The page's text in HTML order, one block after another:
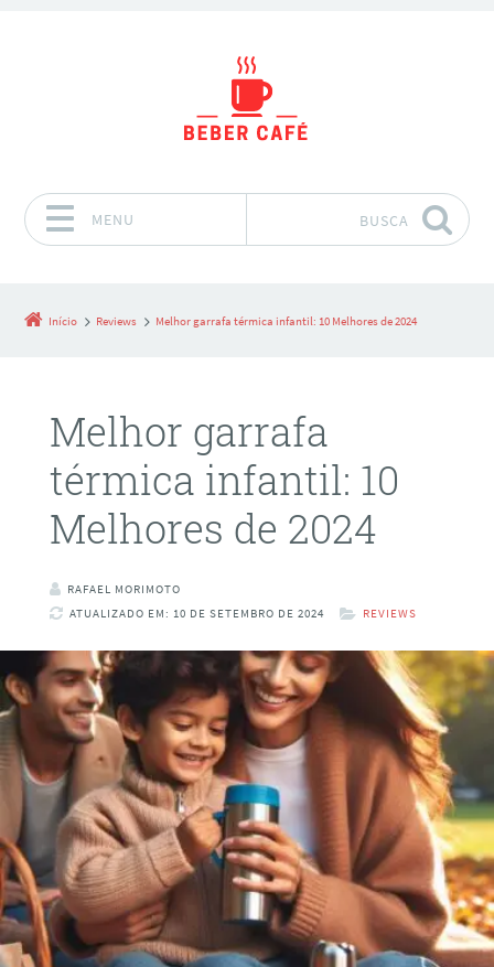
MENU BUSCA
Início Reviews Melhor garrafa térmica infantil: 10 Melhores de 2024
Melhor garrafa
térmica infantil: 10
Melhores de 2024
RAFAEL MORIMOTO
ATUALIZADO EM: 10 DE SETEMBRO DE 2024
REVIEWS